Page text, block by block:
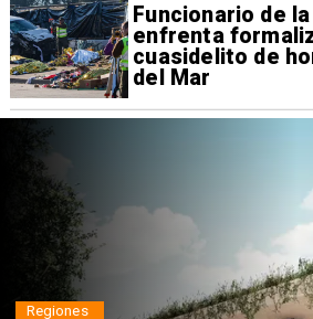
Funcionario de
enfrenta
cuasidelito de
del Mar
Regiones